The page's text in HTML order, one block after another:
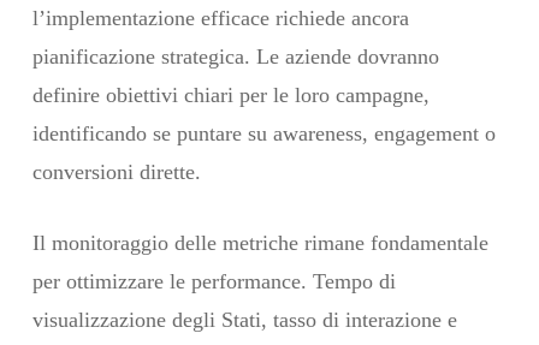
l’implementazione efficace richiede ancora
pianificazione strategica. Le aziende dovranno
definire obiettivi chiari per le loro campagne,
identificando se puntare su awareness, engagement o
conversioni dirette.
Il monitoraggio delle metriche rimane fondamentale
per ottimizzare le performance. Tempo di
visualizzazione degli Stati, tasso di interazione e